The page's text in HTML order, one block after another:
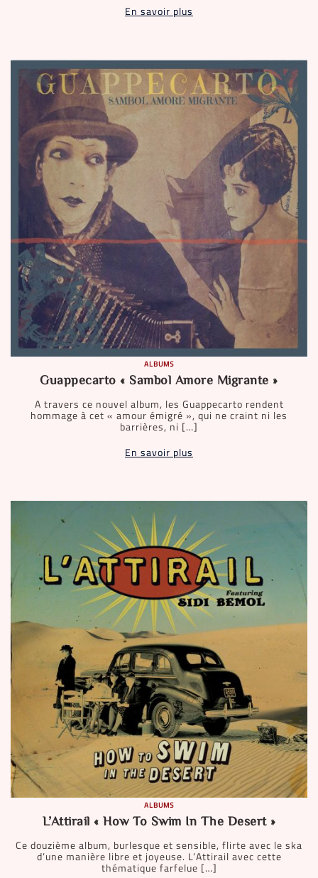
En savoir plus
ALBUMS
Guappecarto « Sambol Amore Migrante »
A travers ce nouvel album, les Guappecarto rendent
hommage à cet « amour émigré », qui ne craint ni les
barrières, ni […]
En savoir plus
ALBUMS
L’Attirail « How To Swim In The Desert »
Ce douzième album, burlesque et sensible, flirte avec le ska
d’une manière libre et joyeuse. L’Attirail avec cette
thématique farfelue […]